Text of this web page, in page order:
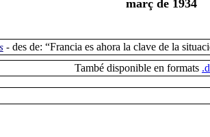
març de 1934
- des de: “Francia es ahora la clave de la
També disponible en formats